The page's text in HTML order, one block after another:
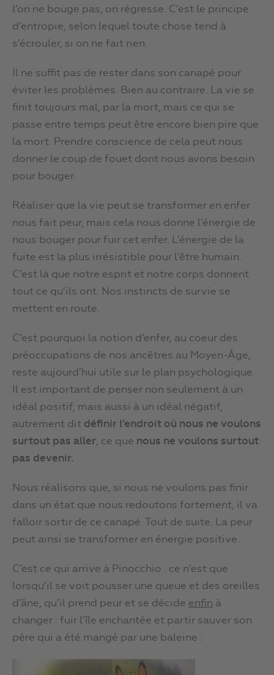
l’on ne bouge pas, on régresse. C’est le principe
d’entropie, selon lequel toute chose tend à
s’écrouler, si on ne fait rien.
Il ne suffit pas de rester dans son canapé pour
éviter les problèmes. Bien au contraire. La vie se
finit toujours mal, par la mort, mais ce qui se
passe entre temps peut être encore bien pire que
la mort. Prendre conscience de cela peut nous
donner le coup de fouet dont nous avons besoin
pour bouger.
Réaliser que la vie peut se transformer en enfer
nous fait peur, mais cela nous donne l’énergie de
nous bouger pour fuir cet enfer. L’énergie de la
fuite est la plus irrésistible pour l’être humain.
C’est là que notre esprit et notre corps donnent
tout ce qu’ils ont. Nos instincts de survie se
mettent en route.
C’est pourquoi la notion d’enfer, au coeur des
préoccupations de nos ancêtres au Moyen-Âge,
reste aujourd’hui utile sur le plan psychologique.
Il est important de penser non seulement à un
idéal positif, mais aussi à un idéal négatif,
autrement dit définir l’endroit où nous ne voulons
surtout pas aller, ce que nous ne voulons surtout
pas devenir.
Nous réalisons que, si nous ne voulons pas finir
dans un état que nous redoutons fortement, il va
falloir sortir de ce canapé. Tout de suite. La peur
peut ainsi se transformer en énergie positive.
C’est ce qui arrive à Pinocchio : ce n’est que
lorsqu’il se voit pousser une queue et des oreilles
d’âne, qu’il prend peur et se décide enfin à
changer : fuir l’île enchantée et partir sauver son
père qui a été mangé par une baleine :